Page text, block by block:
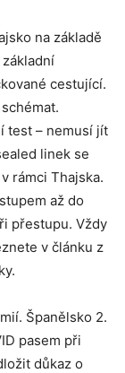
na základě
cestující.
test – nemusí jít
linek se
rámci Thajska.
až do
přestupu. Vždy
v článku z
Španělsko 2.
pasem při
důkaz o